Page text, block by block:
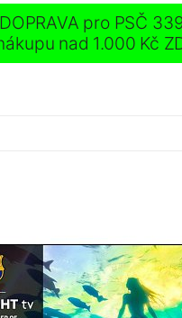
DOPRAVA pro PSČ
nad 1.000 Kč